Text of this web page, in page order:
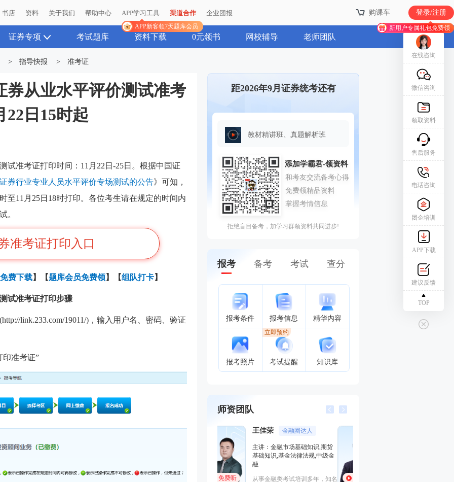
书店 资料 关于我们 帮助中心 APP学习工具
APP新客领7天题库会员
渠道合作 企业团报 购课车 登录/注册
新用户专属礼包免费领
书店 资料 关于我们 帮助中心 APP学习工具
APP新客领7天题库会员
渠道合作 企业团报 购课车 登录/注册
新用户专属礼包免费领
证券专项 考试题库 资料下载 0元领书 网校辅导 老师团队
> 指导快报 > 准考证
券从业水平评价测试准考
22日15时起
试准考证打印时间： 11月22日-25日 。 根据中国证
券行业专业人员水平评价专场测试的公告》可知，
至11月25日18时打印。 各位考生请在规定的时间内
。
准考证打印入口
费下载】 【题库会员免费领】【组队打卡】
试准考证打印步骤
http://link.233.com/19011/)，输入用户名、密码、验证
印准考证”
距2026年9月证券统考还有
教材精讲班、真题解析班
拒绝盲目备考，加学习群领资料共同进步!
报考 备考 考试 查分
报考条件 报考信息 精华内容
报考照片 考试提醒
立即预约
知识库
师资团队
免费听
李泽瑞 金融培训高级讲师
主讲：证券投资顾问业务,发布
证券研究报告业务(证券分析师),
初级个人贷款,中级个人贷款,期
在线咨询
微信咨询
领取资料
售后服务
电话咨询
团企培训
APP下载
建议反馈
TOP